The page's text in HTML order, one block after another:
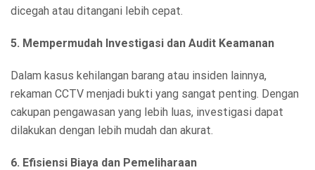
dicegah atau ditangani lebih cepat.
5. Mempermudah Investigasi dan Audit Keamanan
Dalam kasus kehilangan barang atau insiden lainnya,
rekaman CCTV menjadi bukti yang sangat penting. Dengan
cakupan pengawasan yang lebih luas, investigasi dapat
dilakukan dengan lebih mudah dan akurat.
6. Efisiensi Biaya dan Pemeliharaan